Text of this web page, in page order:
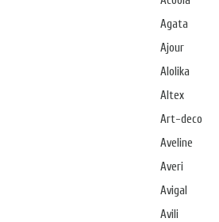
Agata
Ajour
Alolika
Altex
Art-deco
Aveline
Averi
Avigal
Avili